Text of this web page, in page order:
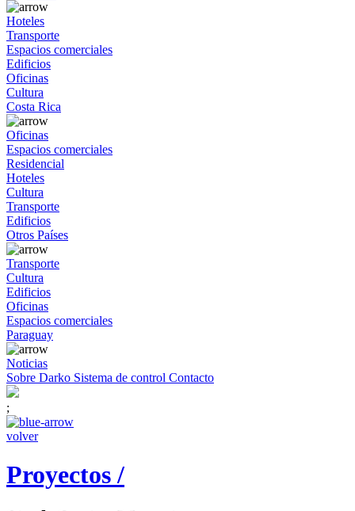
Hoteles
Transporte
Espacios comerciales
Edificios
Oficinas
Cultura
Costa Rica
Oficinas
Espacios comerciales
Residencial
Hoteles
Cultura
Transporte
Edificios
Otros Países
Transporte
Cultura
Edificios
Oficinas
Espacios comerciales
Paraguay
Noticias
Sobre Darko Sistema de control Contacto
;
volver
Proyectos /